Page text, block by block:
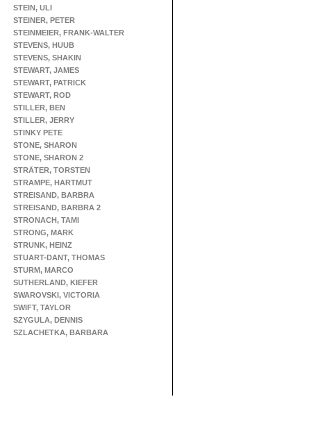
STEIN, ULI
STEINER, PETER
STEINMEIER, FRANK-WALTER
STEVENS, HUUB
STEVENS, SHAKIN
STEWART, JAMES
STEWART, PATRICK
STEWART, ROD
STILLER, BEN
STILLER, JERRY
STINKY PETE
STONE, SHARON
STONE, SHARON 2
STRÄTER, TORSTEN
STRAMPE, HARTMUT
STREISAND, BARBRA
STREISAND, BARBRA 2
STRONACH, TAMI
STRONG, MARK
STRUNK, HEINZ
STUART-DANT, THOMAS
STURM, MARCO
SUTHERLAND, KIEFER
SWAROVSKI, VICTORIA
SWIFT, TAYLOR
SZYGULA, DENNIS
SZLACHETKA, BARBARA